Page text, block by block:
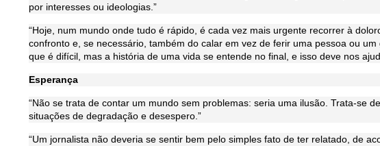
por interesses ou ideologias.”
“Hoje, num mundo onde tudo é rápido, é cada vez mais urgente recorrer à
confronto e, se necessário, também do calar em vez de ferir uma pessoa ou
que é difícil, mas a história de uma vida se entende no final, e isso deve nos
Esperança
“Não se trata de contar um mundo sem problemas: seria uma ilusão. Trata-se
situações de degradação e desespero.”
“Um jornalista não deveria se sentir bem pelo simples fato de ter relatado, de